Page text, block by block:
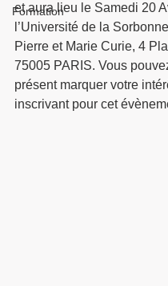
Formation
et aura lieu le Samedi 20
l’Université de la
Pierre et Marie Curie, 4
75005 PARIS. Vous
présent marquer votre
inscrivant pour cet